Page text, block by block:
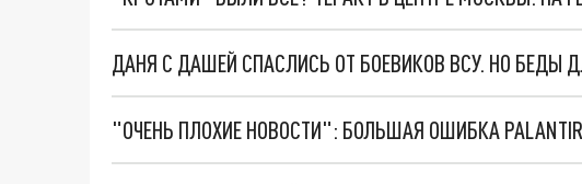
ДАНЯ С ДАШЕЙ СПАСЛИСЬ ОТ БОЕВИКОВ ВСУ. НО БЕДЫ